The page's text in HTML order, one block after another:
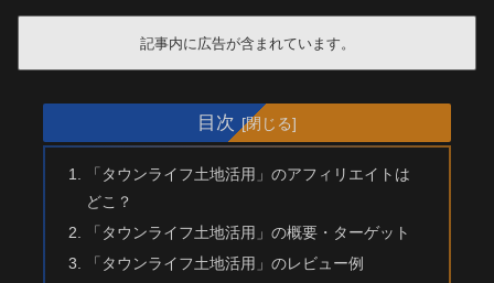
記事内に広告が含まれています。
目次
「タウンライフ土地活用」のアフィリエイトは
どこ？
「タウンライフ土地活用」の概要・ターゲット
「タウンライフ土地活用」のレビュー例